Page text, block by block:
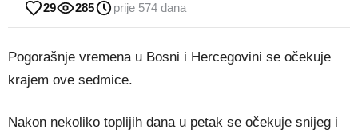
29 285 prije 574 dana
Pogorašnje vremena u Bosni i Hercegovini se očekuje
krajem ove sedmice.
Nakon nekoliko toplijih dana u petak se očekuje snijeg i